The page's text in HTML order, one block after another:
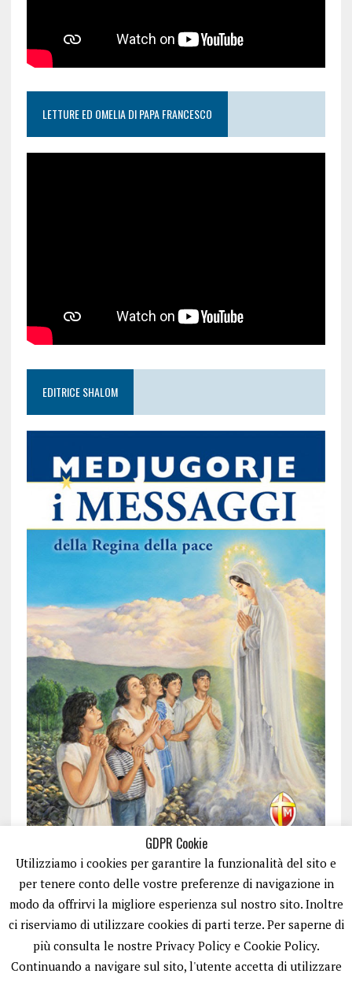
LETTURE ED OMELIA DI PAPA FRANCESCO
EDITRICE SHALOM
ISCRIVITI
GDPR Cookie
Utilizziamo i cookies per garantire la funzionalità del sito e
per tenere conto delle vostre preferenze di navigazione in
modo da offrirvi la migliore esperienza sul nostro sito. Inoltre
ci riserviamo di utilizzare cookies di parti terze. Per saperne di
più consulta le nostre Privacy Policy e Cookie Policy.
Continuando a navigare sul sito, l'utente accetta di utilizzare